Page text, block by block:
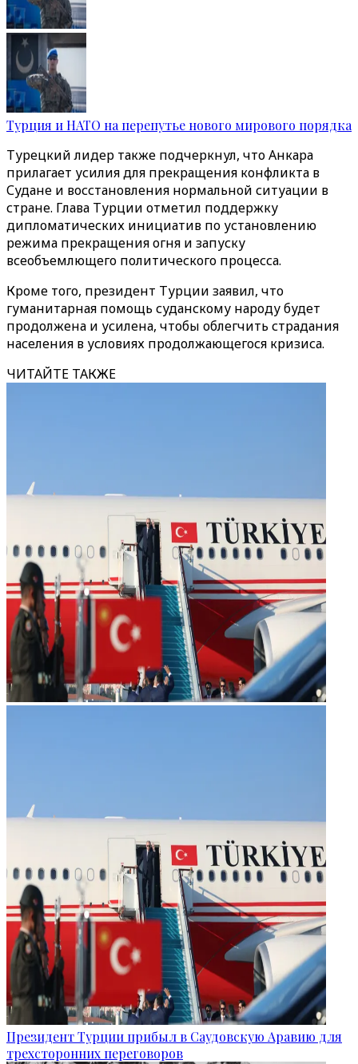
Турция и НАТО на перепутье нового мирового порядка
Турецкий лидер также подчеркнул, что Анкара
прилагает усилия для прекращения конфликта в
Судане и восстановления нормальной ситуации в
стране. Глава Турции отметил поддержку
дипломатических инициатив по установлению
режима прекращения огня и запуску
всеобъемлющего политического процесса.
Кроме того, президент Турции заявил, что
гуманитарная помощь суданскому народу будет
продолжена и усилена, чтобы облегчить страдания
населения в условиях продолжающегося кризиса.
ЧИТАЙТЕ ТАКЖЕ
Президент Турции прибыл в Саудовскую Аравию для
трехсторонних переговоров